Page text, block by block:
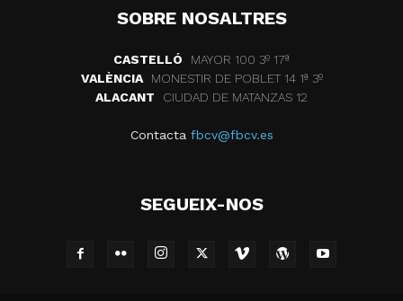
SOBRE NOSALTRES
CASTELLÓ
MAYOR 100 3º 17ª
VALÈNCIA
MONESTIR DE POBLET 14 1ª 3º
ALACANT
CIUDAD DE MATANZAS 12
Contacta fbcv@fbcv.es
SEGUEIX-NOS